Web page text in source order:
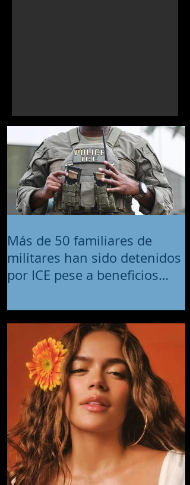
Más de 50 familiares de
militares han sido detenidos
por ICE pese a beneficios